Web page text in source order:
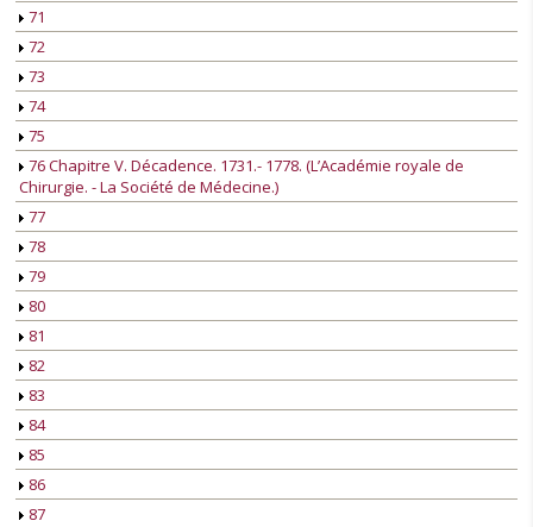
71
72
73
74
75
76 Chapitre V. Décadence. 1731.- 1778. (L’Académie royale de
Chirurgie. - La Société de Médecine.)
77
78
79
80
81
82
83
84
85
86
87